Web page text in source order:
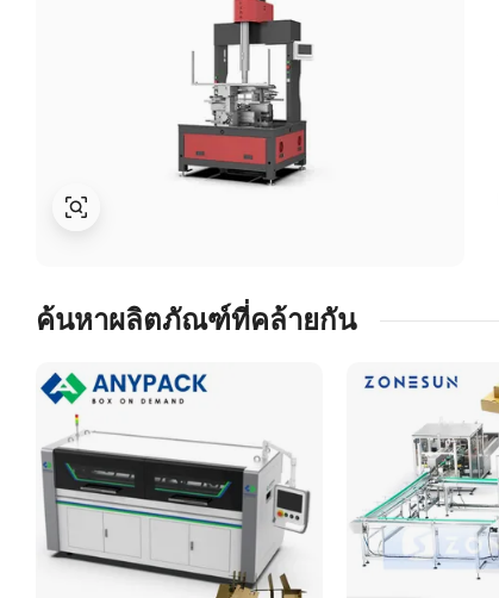
ค้นหาผลิตภัณฑ์ที่คล้ายกัน